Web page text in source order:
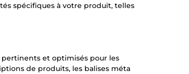
spécifiques à votre produit, telles
et optimisés pour les
de produits, les balises méta